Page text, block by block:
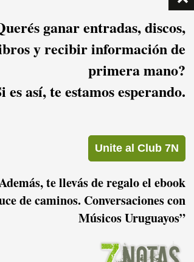
del rock
ganar entradas, discos,
y recibir información de
primera mano?
es así, te estamos esperando.
te llevás de regalo el ebook
de caminos. Conversaciones con
Músicos Uruguayos”